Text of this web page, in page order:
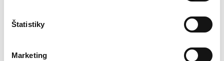
Štatistiky
Marketing